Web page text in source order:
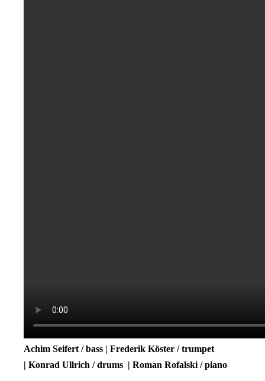
Achim Seifert / bass | Frederik Köster / trumpet
| Konrad Ullrich / drums | Roman Rofalski / piano